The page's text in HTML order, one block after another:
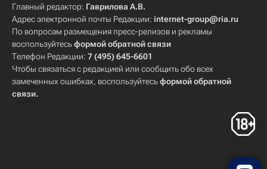
Главный редактор: Гаврилова А.В.
Адрес электронной почты Редакции: internet-group@ria.ru
По вопросам размещения пресс-релизов и рекламы
воспользуйтесьформой обратной связи
Телефон Редакции: 7 (495) 645-6601
Чтобы связаться с редакцией или сообщить обо всех
замеченных ошибках, воспользуйтесьформой обратной
связи.